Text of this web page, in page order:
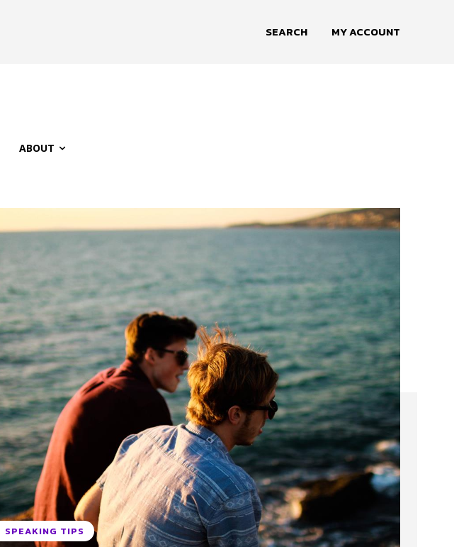
SEARCH MY ACCOUNT
ABOUT
SPEAKING TIPS